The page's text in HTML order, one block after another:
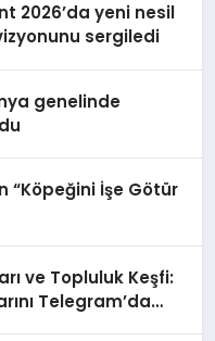
2026’da yeni nesil
sergiledi
genelinde
“Köpeğini İşe Götür
ve Topluluk Keşfi:
Telegram’da